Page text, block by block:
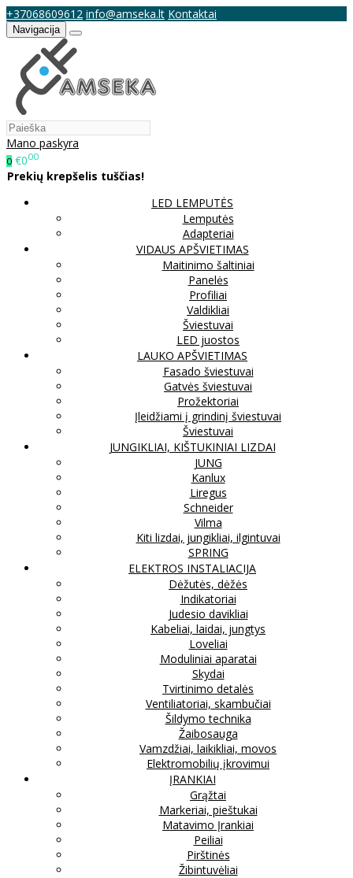
+37068609612 info@amseka.lt Kontaktai
Navigacija
Mano paskyra
0 €000
Prekių krepšelis tuščias!
LED LEMPUTĖS
Lemputės
Adapteriai
VIDAUS APŠVIETIMAS
Maitinimo šaltiniai
Panelės
Profiliai
Valdikliai
Šviestuvai
LED juostos
LAUKO APŠVIETIMAS
Fasado šviestuvai
Gatvės šviestuvai
Prožektoriai
Įleidžiami į grindinį šviestuvai
Šviestuvai
JUNGIKLIAI, KIŠTUKINIAI LIZDAI
JUNG
Kanlux
Liregus
Schneider
Vilma
Kiti lizdai, jungikliai, ilgintuvai
SPRING
ELEKTROS INSTALIACIJA
Dėžutės, dėžės
Indikatoriai
Judesio davikliai
Kabeliai, laidai, jungtys
Loveliai
Moduliniai aparatai
Skydai
Tvirtinimo detalės
Ventiliatoriai, skambučiai
Šildymo technika
Žaibosauga
Vamzdžiai, laikikliai, movos
Elektromobilių įkrovimui
ĮRANKIAI
Grąžtai
Markeriai, pieštukai
Matavimo Įrankiai
Peiliai
Pirštinės
Žibintuvėliai